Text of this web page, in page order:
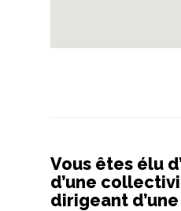
Vous êtes élu
d’une
dirigeant d’une